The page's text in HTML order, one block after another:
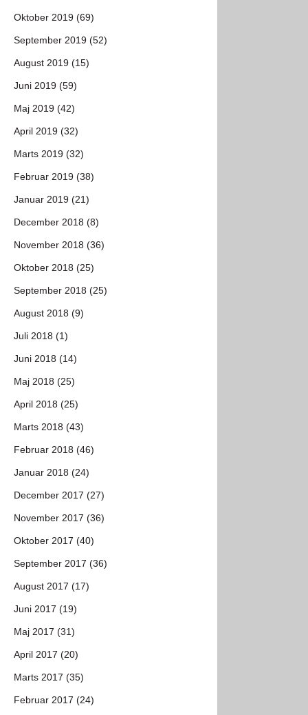
Oktober 2019 (69)
September 2019 (52)
August 2019 (15)
Juni 2019 (59)
Maj 2019 (42)
April 2019 (32)
Marts 2019 (32)
Februar 2019 (38)
Januar 2019 (21)
December 2018 (8)
November 2018 (36)
Oktober 2018 (25)
September 2018 (25)
August 2018 (9)
Juli 2018 (1)
Juni 2018 (14)
Maj 2018 (25)
April 2018 (25)
Marts 2018 (43)
Februar 2018 (46)
Januar 2018 (24)
December 2017 (27)
November 2017 (36)
Oktober 2017 (40)
September 2017 (36)
August 2017 (17)
Juni 2017 (19)
Maj 2017 (31)
April 2017 (20)
Marts 2017 (35)
Februar 2017 (24)